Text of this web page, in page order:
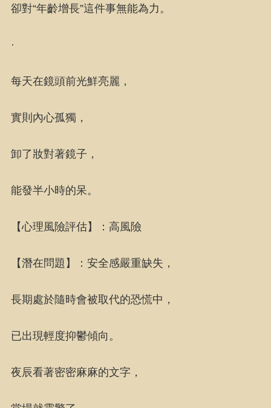
卻對“年齡增長”這件事無能為力。
·
每天在鏡頭前光鮮亮麗，
實則內心孤獨，
卸了妝對著鏡子，
能發半小時的呆。
【心理風險評估】：高風險
【潛在問題】：安全感嚴重缺失，
長期處於隨時會被取代的恐慌中，
已出現輕度抑鬱傾向。
夜辰看著密密麻麻的文字，